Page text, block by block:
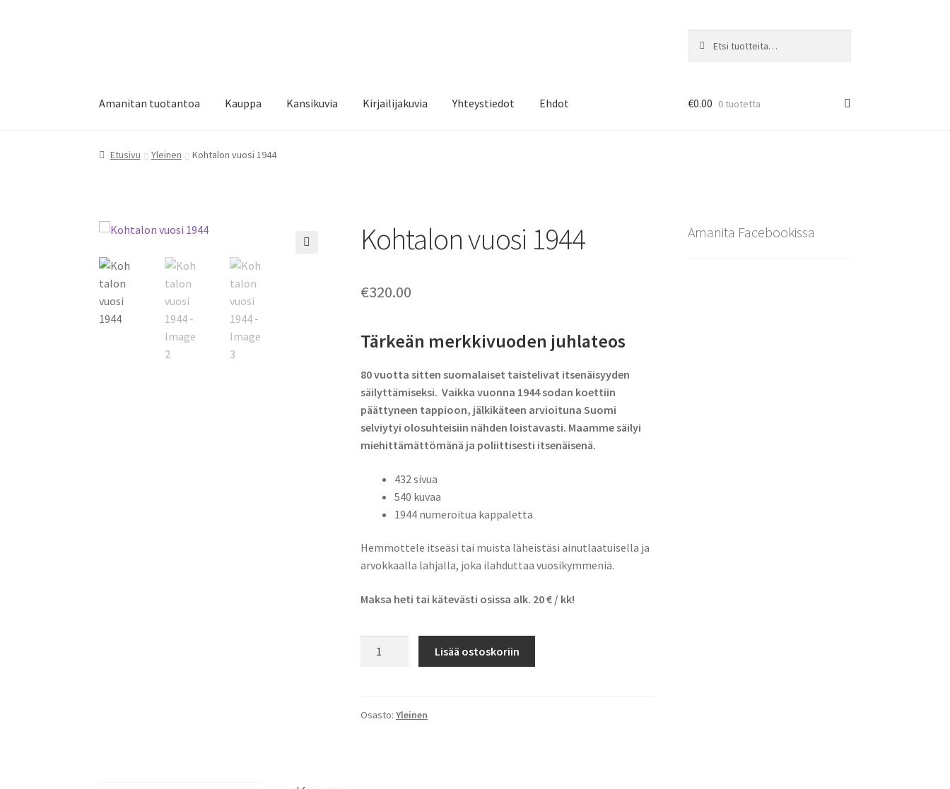
Amanitan tuotantoa Kauppa Kansikuvia Kirjailijakuvia Yhteystiedot Ehdot
Etusivu Amanitan tuotantoa Ehdot Kansikuvia
€0.00 0 tuotetta
Etusivu Yleinen Kohtalon vuosi 1944
Kohtalon vuosi 1944
€320.00
Tärkeän merkkivuoden juhlateos
80 vuotta sitten suomalaiset taistelivat itsenäisyyden
säilyttämiseksi. Vaikka vuonna 1944 sodan koettiin
päättyneen tappioon, jälkikäteen arvioituna Suomi
selviytyi olosuhteisiin nähden loistavasti. Maamme säilyi
miehittämättömänä ja poliittisesti itsenäisenä.
432 sivua
540 kuvaa
1944 numeroitua kappaletta
Hemmottele itseäsi tai muista läheistäsi ainutlaatuisella ja
arvokkaalla lahjalla, joka ilahduttaa vuosikymmeniä.
Maksa heti tai kätevästi osissa alk. 20 € / kk!
Lisää ostoskoriin
Osasto:Yleinen
Amanita Facebookissa